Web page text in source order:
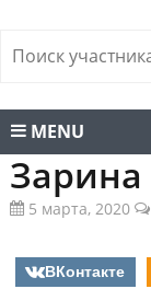
MENU
Зарина
5 марта, 2020
ВКонтакте